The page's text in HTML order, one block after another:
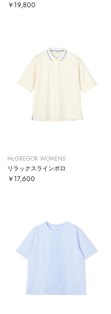
￥19,800
McGREGOR WOMENS
リラックスラインポロ
￥17,600